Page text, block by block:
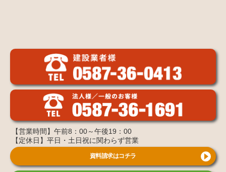
【営業時間】午前8：00～午後19：00
【定休日】平日・土日祝に関わらず営業
資料請求はコチラ